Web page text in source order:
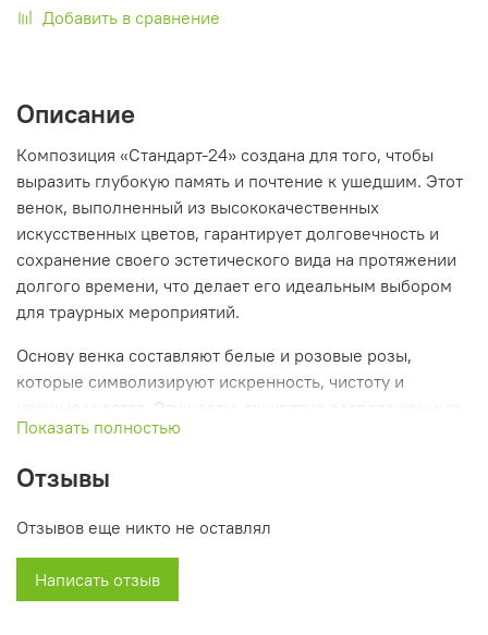
Добавить в сравнение
Описание
Композиция «Стандарт-24» создана для того, чтобы
выразить глубокую память и почтение к ушедшим. Этот
венок, выполненный из высококачественных
искусственных цветов, гарантирует долговечность и
сохранение своего эстетического вида на протяжении
долгого времени, что делает его идеальным выбором
для траурных мероприятий.
Основу венка составляют белые и розовые розы,
которые символизируют искренность, чистоту и
нежные чувства. Эти цветы, аккуратно расположенные
в композиции, создают атмосферу уважения и любви.
свежесть и естественность, а нежные фиолетовые
подчёркивая элегантность всего изделия.
С высотой 125 см, венок «Стандарт-24» идеально
подходит для различных траурных церемоний, будь то
Показать полностью
Отзывы
Отзывов еще никто не оставлял
Написать отзыв